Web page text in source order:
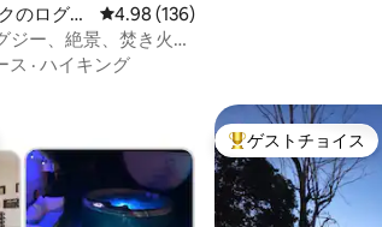
のログハ
レビュー136件、5つ星中4.98つ星
4.98 (136)
ジー、絶景、焚き火
ス · ハイキング
大好評のゲストチョ
ゲストチョイス